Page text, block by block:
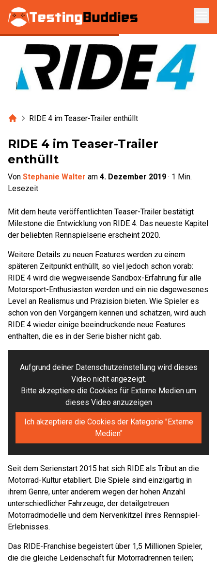
Zum Hauptinhalt springen
HomeRIDE 4 im Teaser-Trailer enthüllt
RIDE 4 im Teaser-Trailer
enthüllt
Von Stephanie Walter am 4. Dezember 2019 · 1 Min.
Lesezeit
Mit dem heute veröffentlichten Teaser-Trailer bestätigt
Milestone die Entwicklung von RIDE 4. Das neueste Kapitel
der beliebten Rennspielserie erscheint 2020.
Weitere Details zu neuen Features werden zu einem
späteren Zeitpunkt enthüllt, so viel jedoch schon vorab:
RIDE 4 wird die wegweisende Sandbox-Erfahrung für alle
Motorsport-Enthusiasten werden und ein nie dagewesenes
Level an Realismus und Präzision bieten. Wie Spieler es
schon von den Vorgängern kennen und schätzen, wird auch
RIDE 4 wieder einige beeindruckende neue Features
enthalten, die es in der Serie bisher nicht gab.
Aufgrund deiner Datenschutzeinstellung wird dieses
Video nicht angezeigt.
Bitte akzeptiere die Cookies für Externe Medien um
dieses Video anzuzeigen
Ich akzeptiere die Cookies der Kategorie "Externe
Medien"
Seit dem Serienstart 2015 hat sich RIDE als Tribut an die
Motorrad-Kultur etabliert. Die Spiele sind einzigartig in
ihrem Genre, unter anderem wegen der hohen Anzahl
unterschiedlicher Fahrzeuge, der detailgetreuen
Motorradmodelle und dem Nervenkitzel ihres Rennspiel-
Erlebnisses.
Das RIDE-Franchise begeistert über 1,5 Millionen Spieler,
die die gleiche Leidenschaft für Motorradrennen teilen;